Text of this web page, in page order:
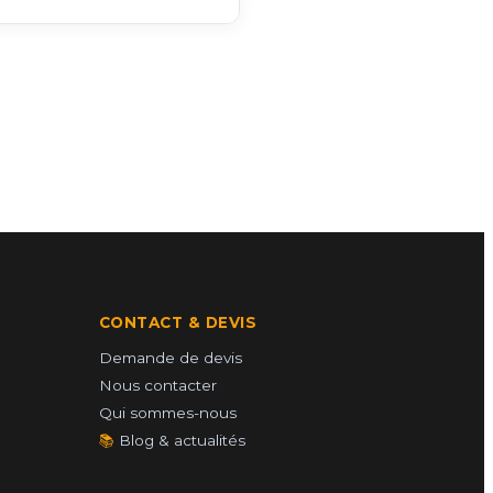
CONTACT & DEVIS
Demande de devis
Nous contacter
Qui sommes-nous
📚 Blog & actualités